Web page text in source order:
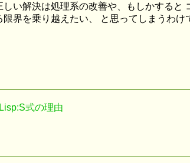
い解決は処理系の改善や、もしかすると
界を乗り越えたい、 と思ってしまうわけ
Lisp:S式の理由